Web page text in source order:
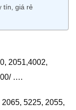
tín, giá rẻ
2051,4002,
….
5225, 2055,